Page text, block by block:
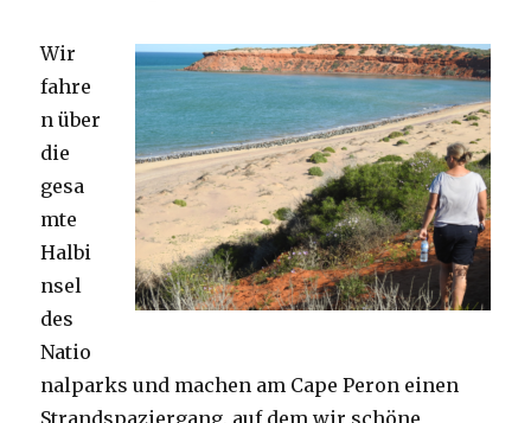
Wir
fahre
n über
die
gesa
mte
Halbi
nsel
des
Natio
nalparks und machen am Cape Peron einen
Strandspaziergang, auf dem wir schöne